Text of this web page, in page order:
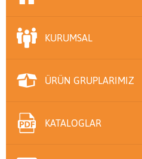
KURUMSAL
ÜRÜN GRUPLARIMIZ
KATALOGLAR